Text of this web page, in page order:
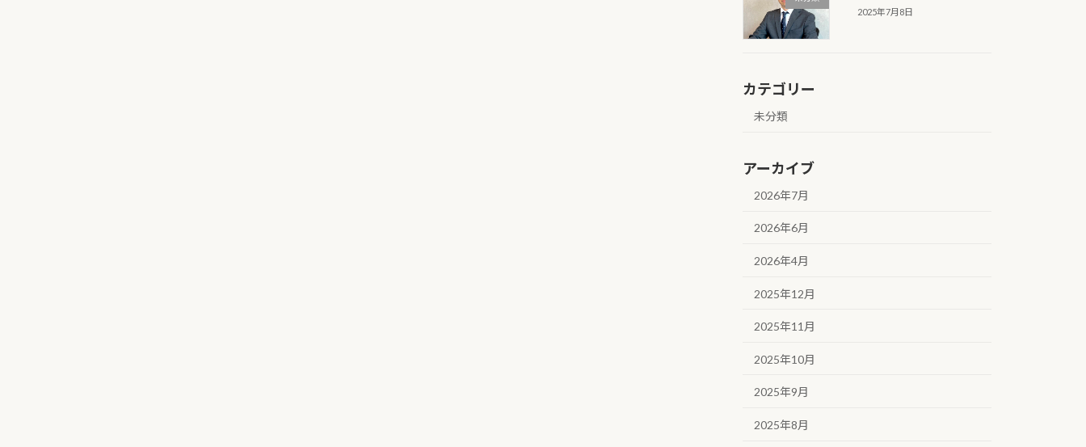
2025年7月8日
カテゴリー
未分類
アーカイブ
2026年7月
2026年6月
2026年4月
2025年12月
2025年11月
2025年10月
2025年9月
2025年8月